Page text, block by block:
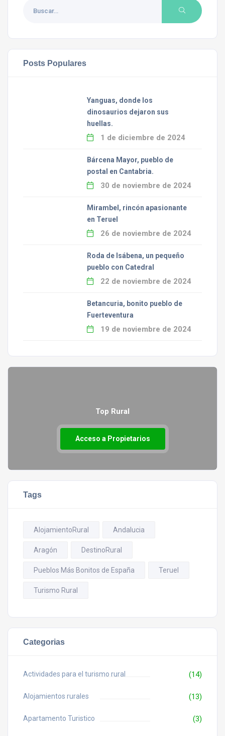
Posts Populares
Yanguas, donde los
dinosaurios dejaron sus
huellas.
1 de diciembre de 2024
Bárcena Mayor, pueblo de
postal en Cantabria.
30 de noviembre de 2024
Mirambel, rincón apasionante
en Teruel
26 de noviembre de 2024
Roda de Isábena, un pequeño
pueblo con Catedral
22 de noviembre de 2024
Betancuria, bonito pueblo de
Fuerteventura
19 de noviembre de 2024
Top Rural
Acceso a Propietarios
Tags
AlojamientoRural Andalucia
Aragón DestinoRural
Pueblos Más Bonitos de España Teruel
Turismo Rural
Categorias
Actividades para el turismo rural (14)
Alojamientos rurales (13)
Apartamento Turistico (3)